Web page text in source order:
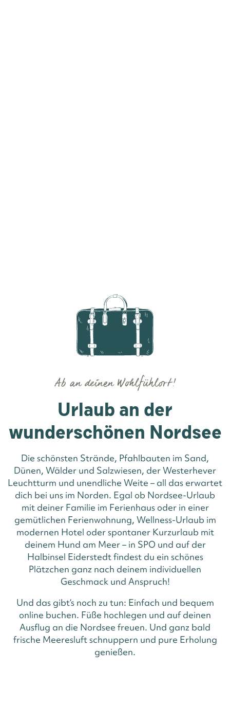
Urlaub an der
wunderschönen Nordsee
Ab an deinen Wohlfühlort!
Die schönsten Strände, Pfahlbauten im Sand,
Dünen, Wälder und Salzwiesen, der Westerhever
Leuchtturm und unendliche Weite – all das erwartet
dich bei uns im Norden. Egal ob Nordsee-Urlaub
mit deiner Familie im Ferienhaus oder in einer
gemütlichen Ferienwohnung, Wellness-Urlaub im
modernen Hotel oder spontaner Kurzurlaub mit
deinem Hund am Meer – in SPO und auf der
Halbinsel Eiderstedt findest du ein schönes
Plätzchen ganz nach deinem individuellen
Geschmack und Anspruch!
Und das gibt‘s noch zu tun: Einfach und bequem
online buchen. Füße hochlegen und auf deinen
Ausflug an die Nordsee freuen. Und ganz bald
frische Meeresluft schnuppern und pure Erholung
genießen.